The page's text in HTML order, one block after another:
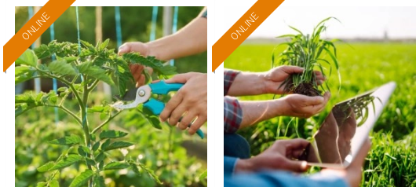
ONLINE
Formación 100%
subvencionada.
Para desempleados,
trabajadores y autónomos.
Sector
-Agricultura y Ganadería.
ONLINE
Formación 100%
subvencionada.
Para desempleados,
trabajadores y autónomos.
Sector
-Agricultura y Ganadería.